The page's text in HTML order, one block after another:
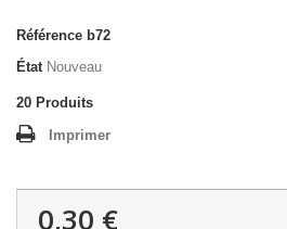
Référence b72
État Nouveau
20 Produits
Imprimer
0,30 €